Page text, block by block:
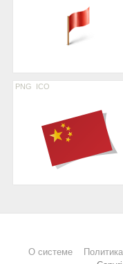
PNG ICO
О системе Политика